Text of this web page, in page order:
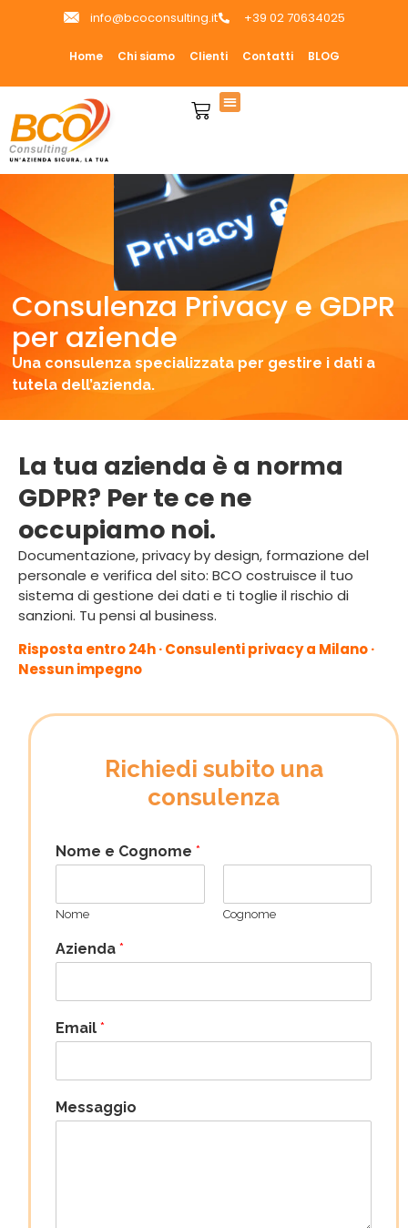
info@bcoconsulting.it +39 02 70634025
Home Chi siamo Clienti Contatti BLOG
Consulenza Privacy e GDPR
per aziende​
Una consulenza specializzata per gestire i dati a
tutela dell’azienda.
La tua azienda è a norma
GDPR? Per te ce ne
occupiamo noi.
Documentazione, privacy by design, formazione del
personale e verifica del sito: BCO costruisce il tuo
sistema di gestione dei dati e ti toglie il rischio di
sanzioni. Tu pensi al business.
Risposta entro 24h · Consulenti privacy a Milano ·
Nessun impegno
Richiedi subito una
consulenza
Nome e Cognome*
Nome Cognome
Azienda*
Email*
Messaggio